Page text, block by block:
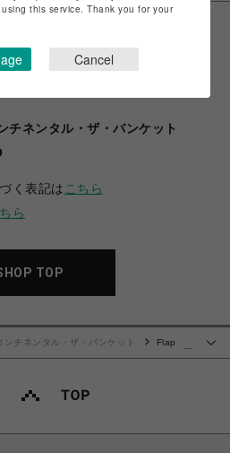
チネンタル・ザ・バンケット
く表記は こちら
ら
TOP
ンチネンタル・ザ・バンケット
Flap
this service. Thank you for your
Cancel